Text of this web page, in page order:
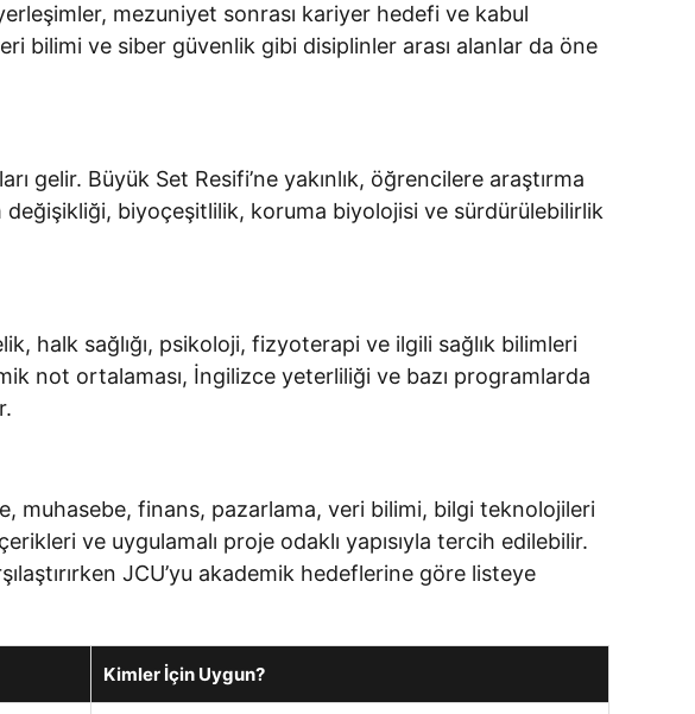
mezuniyet sonrası kariyer hedefi ve kabul
bilimi ve siber güvenlik gibi disiplinler arası alanlar da öne
gelir. Büyük Set Resifi’ne yakınlık, öğrencilere araştırma
değişikliği, biyoçeşitlilik, koruma biyolojisi ve sürdürülebilirlik
halk sağlığı, psikoloji, fizyoterapi ve ilgili sağlık bilimleri
not ortalaması, İngilizce yeterliliği ve bazı programlarda
muhasebe, finans, pazarlama, veri bilimi, bilgi teknolojileri
ve uygulamalı proje odaklı yapısıyla tercih edilebilir.
JCU’yu akademik hedeflerine göre listeye
Kimler İçin Uygun?